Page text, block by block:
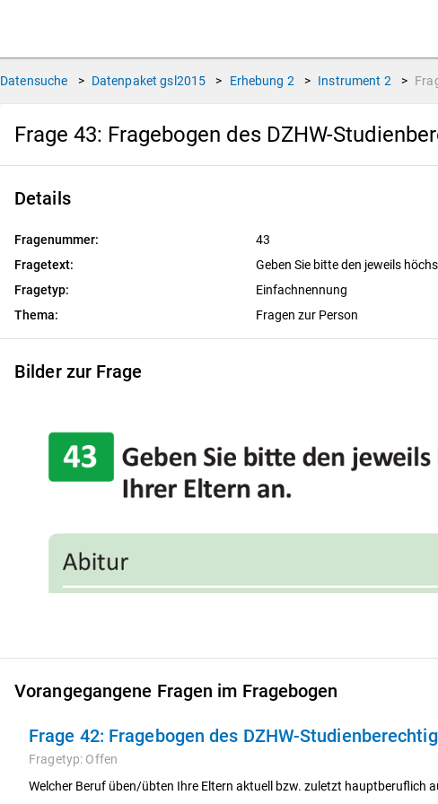
Datensuche > Datenpaket gsl2015 > Erhebung 2 > Instrument 2 >
Frage 43: Fragebogen des DZHW-
Details
Fragenummer:
43
Fragetext:
Geben Sie bitte den jeweils
Fragetyp:
Einfachnennung
Thema:
Fragen zur Person
Bilder zur Frage
Vorangegangene Fragen im Fragebogen
Frage 42: Fragebogen des DZHW-
Fragetyp: Offen
Welcher Beruf üben/übten Ihre Eltern aktuell bzw. zuletzt hauptberuflich